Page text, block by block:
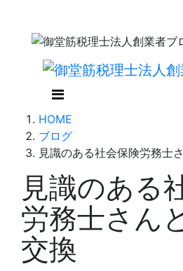
HOME
ブログ
見識のある社会保険労務士
見識のある
労務士さん
交換